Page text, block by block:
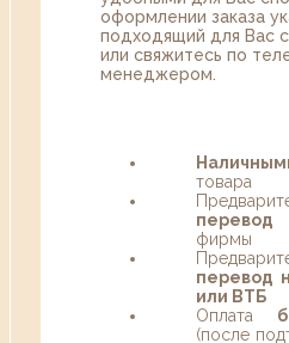
оформлении заказа
подходящий для Вас
или свяжитесь по
менеджером.
товара
перевод
фирмы
перевод
или ВТБ
Оплата
(после